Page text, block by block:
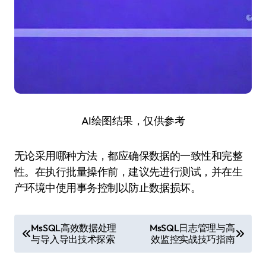
AI绘图结果，仅供参考
无论采用哪种方法，都应确保数据的一致性和完整
性。在执行批量操作前，建议先进行测试，并在生
产环境中使用事务控制以防止数据损坏。
章
MsSQL高效数据处理
与导入导出技术探索
MsSQL日志管理与高
效监控实战技巧指南